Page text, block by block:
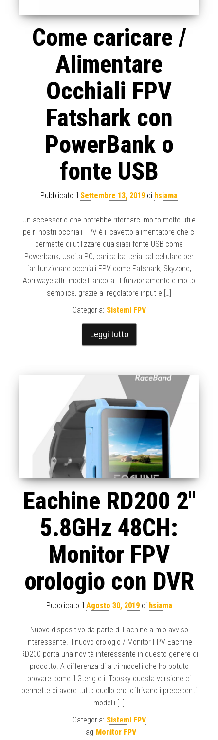
Come caricare /
Alimentare
Occhiali FPV
Fatshark con
PowerBank o
fonte USB
Pubblicato il Settembre 13, 2019 di hsiama
Un accessorio che potrebbe ritornarci molto molto utile
pe ri nostri occhiali FPV è il cavetto alimentatore che ci
permette di utilizzare qualsiasi fonte USB come
Powerbank, Uscita PC, carica batteria dal cellulare per
far funzionare occhiali FPV come Fatshark, Skyzone,
Aomwaye altri modelli ancora. Il funzionamento è molto
semplice, grazie al regolatore input e […]
Categoria: Sistemi FPV
Leggi tutto
Eachine RD200 2″
5.8GHz 48CH:
Monitor FPV
orologio con DVR
Pubblicato il Agosto 30, 2019di hsiama
Nuovo dispositivo da parte di Eachine a mio avviso
interessante. Il nuovo orologio / Monitor FPV Eachine
RD200 porta una novità interessante in questo genere di
prodotto. A differenza di altri modelli che ho potuto
provare come il Gteng e il Topsky questa versione ci
permette di avere tutto quello che offrivano i precedenti
modelli […]
Categoria: Sistemi FPV
Tag Monitor FPV